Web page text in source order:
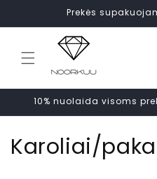
turinio
Prekės
10% nuolaida visoms
K
Karoliai/